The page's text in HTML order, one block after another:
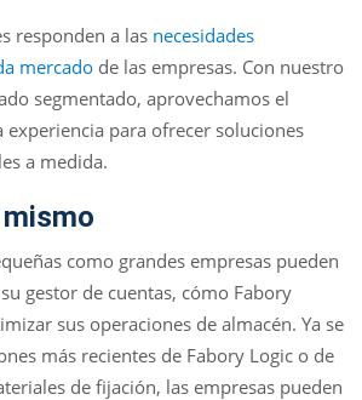
responden a las necesidades
mercado de las empresas. Con nuestro
segmentado, aprovechamos el
experiencia para ofrecer soluciones
a medida.
como grandes empresas pueden
gestor de cuentas, cómo Fabory
sus operaciones de almacén. Ya se
más recientes de Fabory Logic o de
de fijación, las empresas pueden